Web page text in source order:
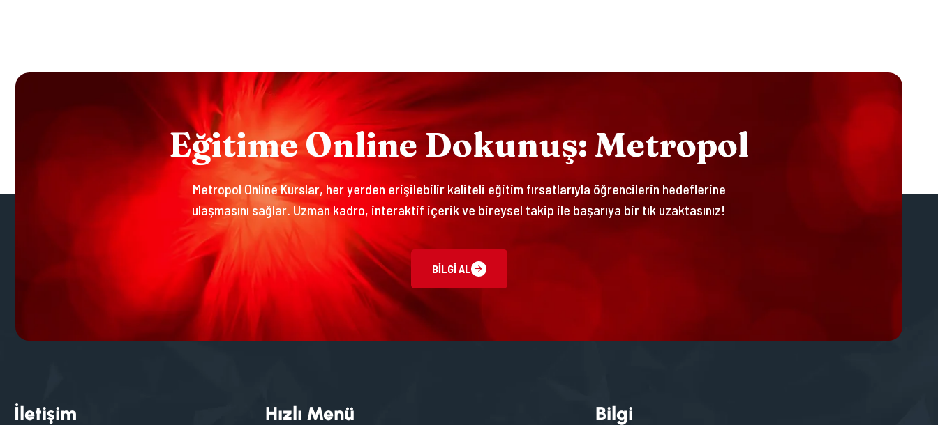
EĞITIMEONLINEDOKUNUŞ: METROPOL
Metropol Online Kurslar, her yerden erişilebilir kaliteli eğitim fırsatlarıyla öğrencilerin hedeflerine
ulaşmasını sağlar. Uzman kadro, interaktif içerik ve bireysel takip ile başarıya bir tık uzaktasınız!
BILGI AL
İletişim Hızlı Menü Bilgi